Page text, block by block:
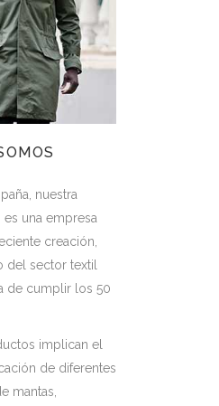
nuestra
es una empresa
creación,
del sector textil
de cumplir los 50
implican el
de diferentes
mantas,